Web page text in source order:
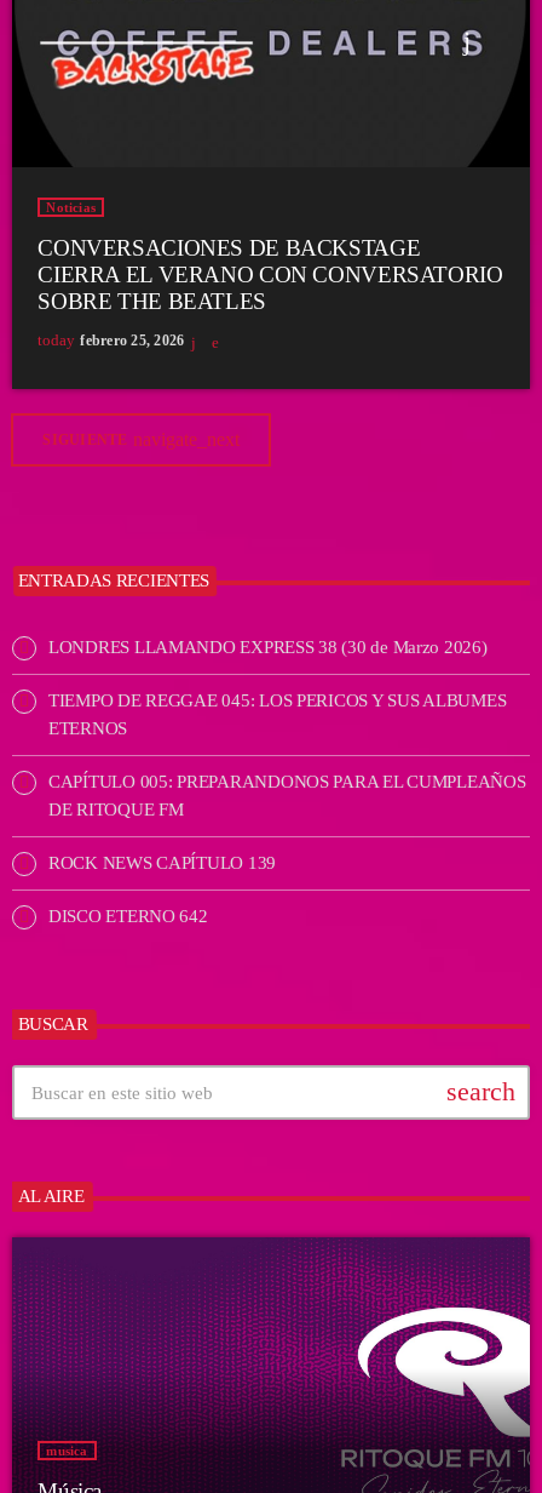
Noticias
CONVERSACIONES DE BACKSTAGE
CIERRA EL VERANO CON CONVERSATORIO
SOBRE THE BEATLES
today febrero 25, 2026
SIGUIENTE navigate_next
ENTRADAS RECIENTES
LONDRES LLAMANDO EXPRESS 38 (30 de Marzo 2026)
TIEMPO DE REGGAE 045: LOS PERICOS Y SUS ALBUMES
ETERNOS
CAPÍTULO 005: PREPARANDONOS PARA EL CUMPLEAÑOS
DE RITOQUE FM
ROCK NEWS CAPÍTULO 139
DISCO ETERNO 642
BUSCAR
search
AL AIRE
musica